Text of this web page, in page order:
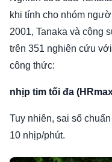
khi tính cho nhóm
2001, Tanaka và cộng
trên 351 nghiên cứu
công thức:
nhịp tim tối đa
Tuy nhiên, sai số
10 nhịp/phút.